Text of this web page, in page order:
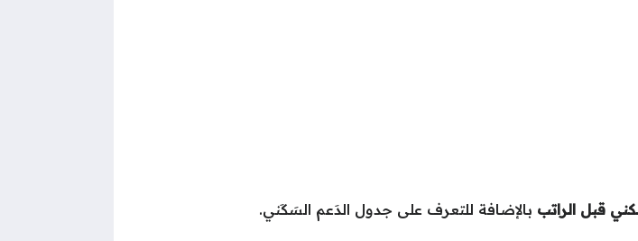
قبل الراتب بالإضافة للتعرف على جدول الدَعم السَكَني.